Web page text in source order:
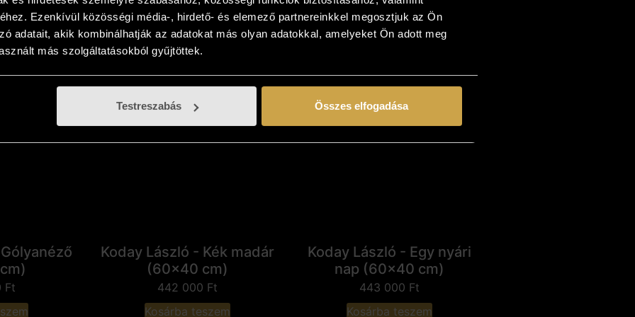
Ezenkívül közösségi média-, hirdető- és elemező partnereinkkel megosztjuk az Ön
adatait, akik kombinálhatják az adatokat más olyan adatokkal, amelyeket Ön adott meg
más szolgáltatásokból gyűjtöttek.
Testreszabás Összes elfogadása
cm)
Ft
(24x30 cm)
96 000Ft
Kosárba teszem
dombok I. (20x20 cm)
179 000Ft
Ft
Koday László - Kék madár
(60x40 cm)
442 000 Ft
Kosárba teszem
Koday László - Egy nyári
nap (60x40 cm)
443 000 Ft
Kosárba teszem